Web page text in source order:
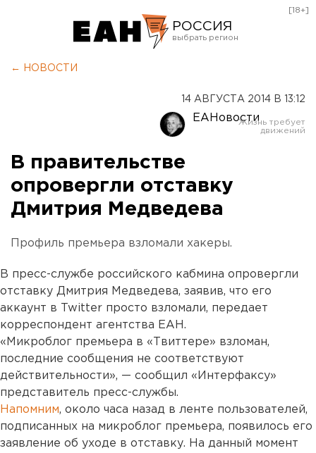
РОССИЯ
Оренбург
[18+]
← НОВОСТИ
14 АВГУСТА 2014 В 13:12
ЕАНовости
В правительстве
опровергли отставку
Дмитрия Медведева
Профиль премьера взломали хакеры.
В пресс-службе российского кабмина опровергли
отставку Дмитрия Медведева, заявив, что его
аккаунт в Twitter просто взломали, передает
корреспондент агентства ЕАН.
«Микроблог премьера в «Твиттере» взломан,
последние сообщения не соответствуют
действительности», — сообщил «Интерфаксу»
представитель пресс-службы.
Напомним, около часа назад в ленте пользователей,
подписанных на микроблог премьера, появилось его
заявление об уходе в отставку. На данный момент